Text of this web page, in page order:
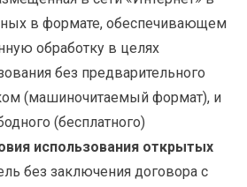
в формате, обеспечивающем
обработку в целях
без предварительного
(машиночитаемый формат), и
(бесплатного)
использования открытых
без заключения договора с